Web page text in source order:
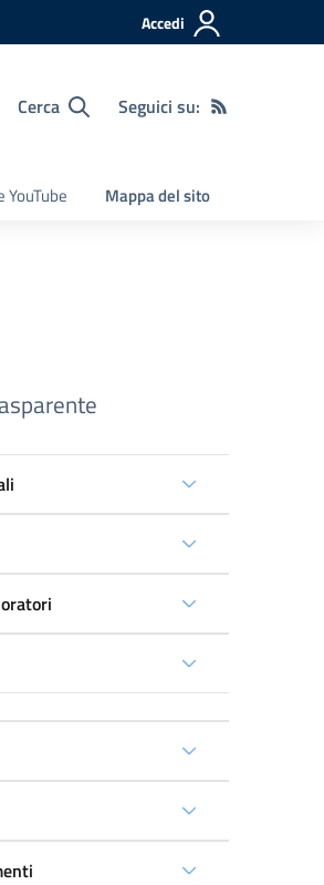
Accedi
Cerca Seguici su:
YouTube Mappa del sito